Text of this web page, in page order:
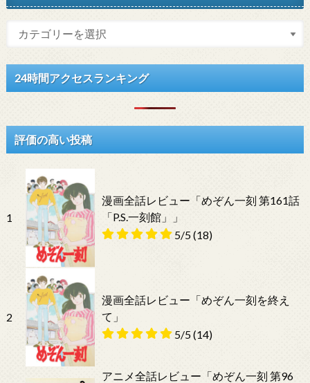
24時間アクセスランキング
評価の高い投稿
1
漫画全話レビュー「めぞん一刻 第161話
「P.S.一刻館」」
5/5(18)
2
漫画全話レビュー「めぞん一刻を終え
て」
5/5(14)
アニメ全話レビュー「めぞん一刻 第96